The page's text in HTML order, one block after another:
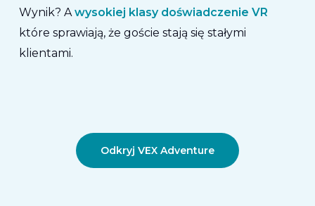
Wynik? Awysokiej klasy doświadczenie VR
które sprawiają, że goście stają się stałymi
klientami.
Odkryj VEX Adventure